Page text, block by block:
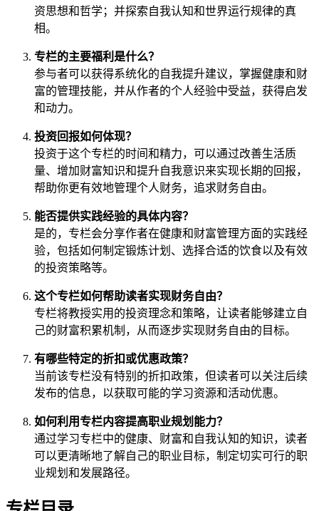
资思想和哲学；并探索自我认知和世界运行规律的真
相。
专栏的主要福利是什么？
参与者可以获得系统化的自我提升建议，掌握健康和财
富的管理技能，并从作者的个人经验中受益，获得启发
和动力。
投资回报如何体现？
投资于这个专栏的时间和精力，可以通过改善生活质
量、增加财富知识和提升自我意识来实现长期的回报，
帮助你更有效地管理个人财务，追求财务自由。
能否提供实践经验的具体内容？
是的，专栏会分享作者在健康和财富管理方面的实践经
验，包括如何制定锻炼计划、选择合适的饮食以及有效
的投资策略等。
这个专栏如何帮助读者实现财务自由？
专栏将教授实用的投资理念和策略，让读者能够建立自
己的财富积累机制，从而逐步实现财务自由的目标。
有哪些特定的折扣或优惠政策？
当前该专栏没有特别的折扣政策，但读者可以关注后续
发布的信息，以获取可能的学习资源和活动优惠。
如何利用专栏内容提高职业规划能力？
通过学习专栏中的健康、财富和自我认知的知识，读者
可以更清晰地了解自己的职业目标，制定切实可行的职
业规划和发展路径。